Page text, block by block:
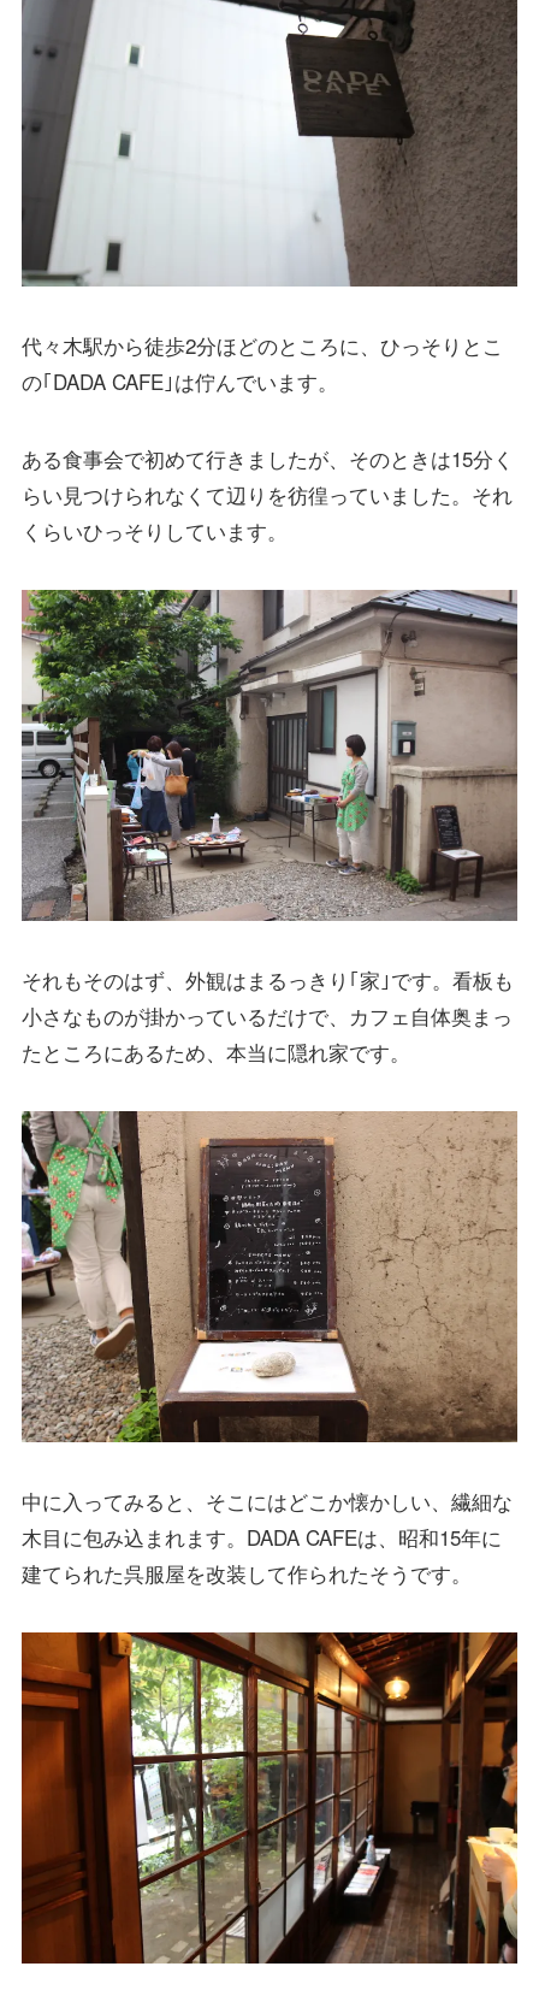
代々木駅から徒歩2分ほどのところに、ひっそりとこ
の｢DADA CAFE｣は佇んでいます。
ある食事会で初めて行きましたが、そのときは15分く
らい見つけられなくて辺りを彷徨っていました。それ
くらいひっそりしています。
それもそのはず、外観はまるっきり｢家｣です。看板も
小さなものが掛かっているだけで、カフェ自体奥まっ
たところにあるため、本当に隠れ家です。
中に入ってみると、そこにはどこか懐かしい、繊細な
木目に包み込まれます。DADA CAFEは、昭和15年に
建てられた呉服屋を改装して作られたそうです。